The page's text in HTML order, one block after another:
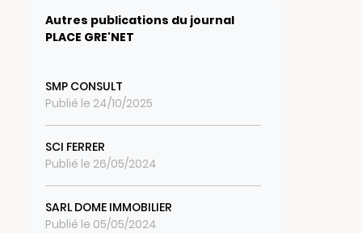
Autres publications du journal
PLACE GRE'NET
SMP CONSULT
Publié le 24/10/2025
SCI FERRER
Publié le 26/05/2024
SARL DOME IMMOBILIER
Publié le 05/05/2024